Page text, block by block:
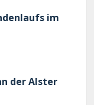
im
der Alster